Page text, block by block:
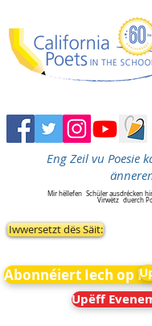
Eng Zeil vu Poesie
Mir hëllefen Schüler ausdrécken
Virwëtz duerch
Iwwersetzt dës Säit:
Abonnéiert Iech op
Upëff